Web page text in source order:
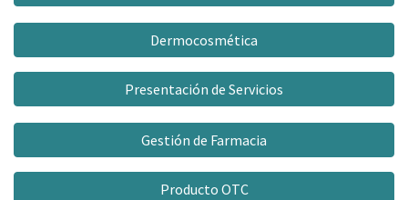
Dermocosmética
Presentación de Servicios
Gestión de Farmacia
Producto OTC